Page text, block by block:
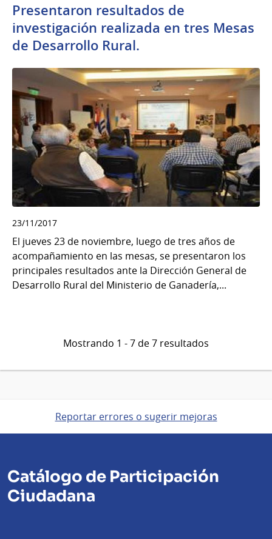
Presentaron resultados de
investigación realizada en tres Mesas
de Desarrollo Rural.
23/11/2017
El jueves 23 de noviembre, luego de tres años de
acompañamiento en las mesas, se presentaron los
principales resultados ante la Dirección General de
Desarrollo Rural del Ministerio de Ganadería,...
Mostrando 1 - 7 de 7 resultados
Reportar errores o sugerir mejoras
Catálogo de Participación
Ciudadana